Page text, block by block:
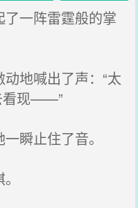
一阵雷霆般的掌
地喊出了声：“太
看现——”
瞬止住了音。